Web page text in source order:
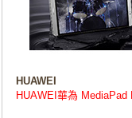
HUAWEI
HUAWEI華為 MediaPad